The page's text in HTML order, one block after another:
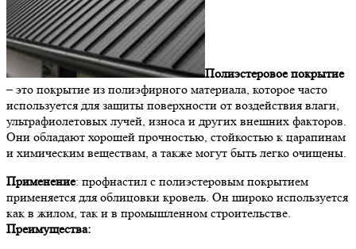
Полиэстеровое покрытие
– это покрытие из полиэфирного материала, которое часто
используется для защиты поверхности от воздействия влаги,
ультрафиолетовых лучей, износа и других внешних факторов.
Они обладают хорошей прочностью, стойкостью к царапинам
и химическим веществам, а также могут быть легко очищены.
Применение: профнастил с полиэстеровым покрытием
применяется для облицовки кровель. Он широко используется
как в жилом, так и в промышленном строительстве.
Преимущества: